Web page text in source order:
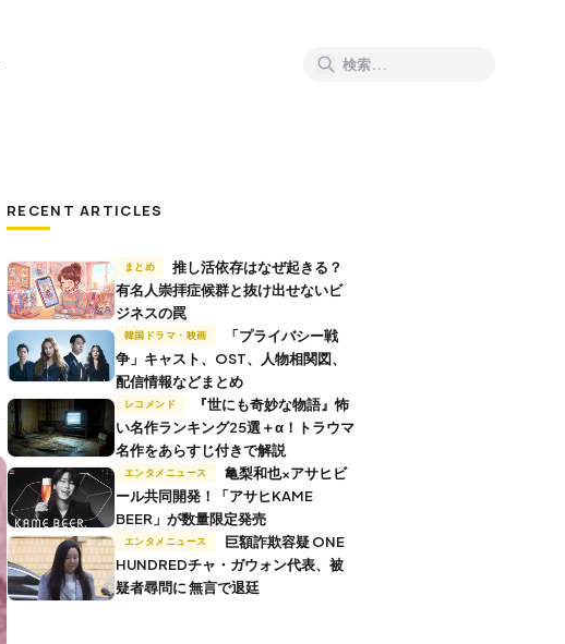
RECENT ARTICLES
まとめ
推し活依存はなぜ起きる？
有名人崇拝症候群と抜け出せないビ
ジネスの罠
韓国ドラマ・映画
争」キャスト、OST、人物相関図、
配信情報などまとめ
レコメンド
い名作ランキング25選＋α！トラウマ
名作をあらすじ付きで解説
エンタメニュース
ール共同開発！「アサヒKAME
BEER」が数量限定発売
エンタメニュース
HUNDREDチャ・ガウォン代表、被
疑者尋問に 無言で退廷